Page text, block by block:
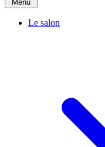
Menu
Le salon